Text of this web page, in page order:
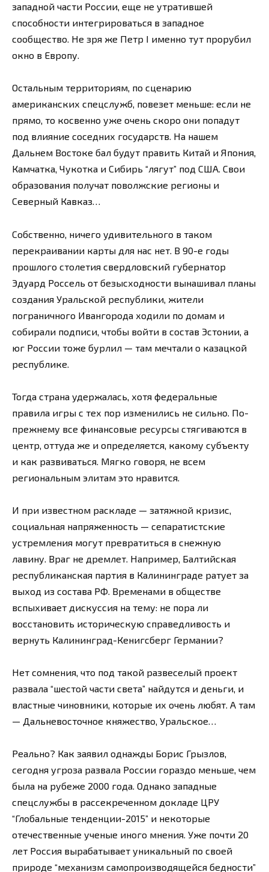
западной части России, еще не утратившей
способности интегрироваться в западное
сообщество. Не зря же Петр I именно тут прорубил
окно в Европу.
Остальным территориям, по сценарию
американских спецслужб, повезет меньше: если не
прямо, то косвенно уже очень скоро они попадут
под влияние соседних государств. На нашем
Дальнем Востоке бал будут править Китай и Япония,
Камчатка, Чукотка и Сибирь “лягут” под США. Свои
образования получат поволжские регионы и
Северный Кавказ…
Собственно, ничего удивительного в таком
перекраивании карты для нас нет. В 90-е годы
прошлого столетия свердловский губернатор
Эдуард Россель от безысходности вынашивал планы
создания Уральской республики, жители
пограничного Ивангорода ходили по домам и
собирали подписи, чтобы войти в состав Эстонии, а
юг России тоже бурлил — там мечтали о казацкой
республике.
Тогда страна удержалась, хотя федеральные
правила игры с тех пор изменились не сильно. По-
прежнему все финансовые ресурсы стягиваются в
центр, оттуда же и определяется, какому субъекту
и как развиваться. Мягко говоря, не всем
региональным элитам это нравится.
И при известном раскладе — затяжной кризис,
социальная напряженность — сепаратистские
устремления могут превратиться в снежную
лавину. Враг не дремлет. Например, Балтийская
республиканская партия в Калининграде ратует за
выход из состава РФ. Временами в обществе
вспыхивает дискуссия на тему: не пора ли
восстановить историческую справедливость и
вернуть Калининград-Кенигсберг Германии?
Нет сомнения, что под такой развеселый проект
развала “шестой части света” найдутся и деньги, и
властные чиновники, которые их очень любят. А там
— Дальневосточное княжество, Уральское…
Реально? Как заявил однажды Борис Грызлов,
сегодня угроза развала России гораздо меньше, чем
была на рубеже 2000 года. Однако западные
спецслужбы в рассекреченном докладе ЦРУ
“Глобальные тенденции-2015” и некоторые
отечественные ученые иного мнения. Уже почти 20
лет Россия вырабатывает уникальный по своей
природе “механизм самопроизводящейся бедности”